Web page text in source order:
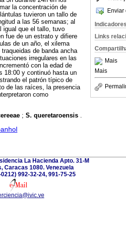
Enviar
Indicadores
Links
Mais
Mais
la concentración de
tuvieron un tallo de
a las 56 semanas; al
igual que el tallo, tuvo
fue de un estrato y difiere
de un año, el xilema
de banda ancha
irregulares en las
con la edad de
18:00 y continuó hasta un
el patrón típico de
de las raíces, la presencia
como
; S. queretaroensis .
La Hacienda Apto. 31-M
Caracas 1080. Venezuela
992-32-24, 991-75-25